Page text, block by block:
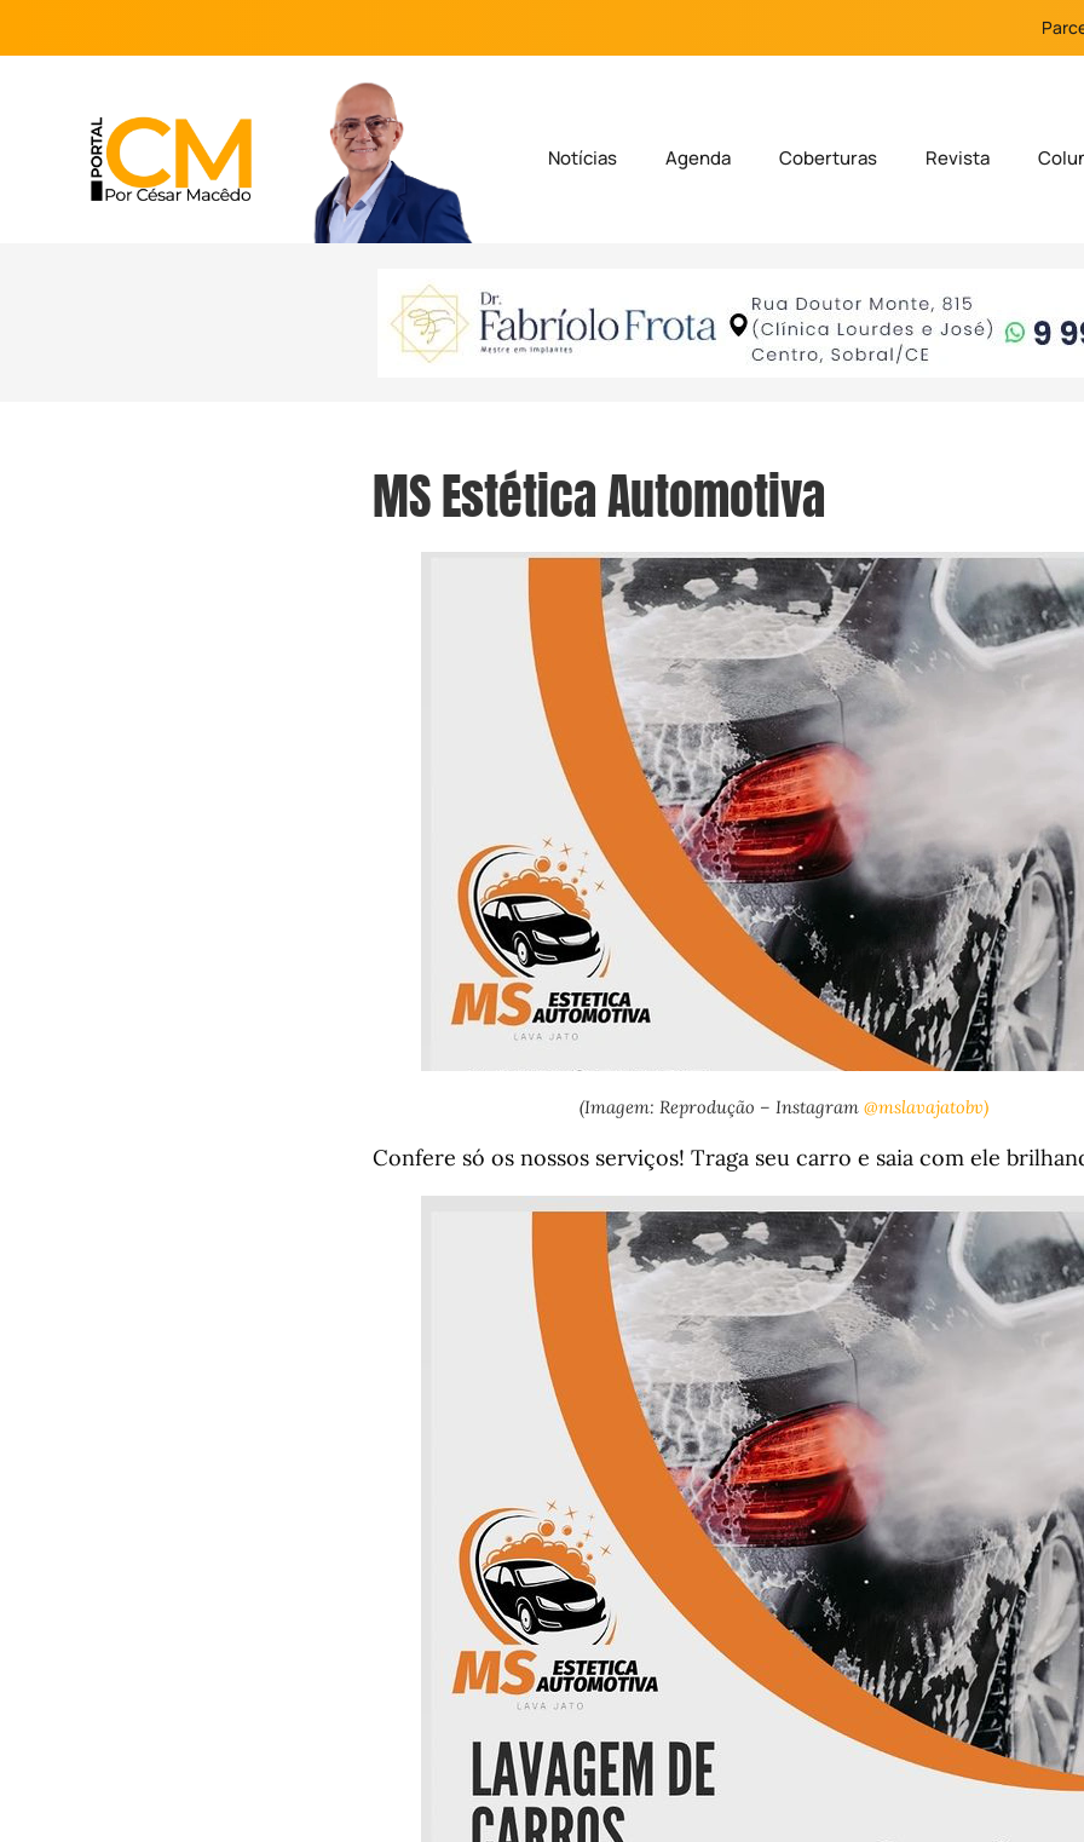
Notícias Agenda Coberturas Revista
MS Estética Automotiva
(Imagem: Reprodução – Instagram @mslavajatobv)
Confere só os nossos serviços! Traga seu carro e saia com ele